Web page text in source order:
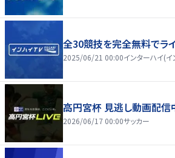
全30競技を完全無料でラ
2025/06/21 00:00インターハイ(
高円宮杯 見逃し動画配信
2026/06/17 00:00サッカー